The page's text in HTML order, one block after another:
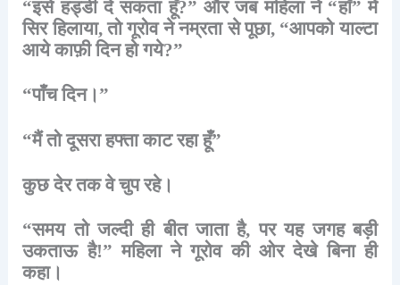
“इसे हड्डी दे सकता हूँ?”और जब महिला ने“हाँ”में
सिर हिलाया,तो गूरोव ने नम्रता से पूछा, “आपको याल्टा
आये काफ़ी दिन हो गये?”
“पाँच दिन।”
“मैं तो दूसरा हफ्ता काट रहा हूँ”
कुछ देर तक वे चुप रहे।
“समय तो जल्दी ही बीत जाता है,पर यह जगह बड़ी
उकताऊ है!”महिला ने गूरोव की ओर देखे बिना ही
कहा।